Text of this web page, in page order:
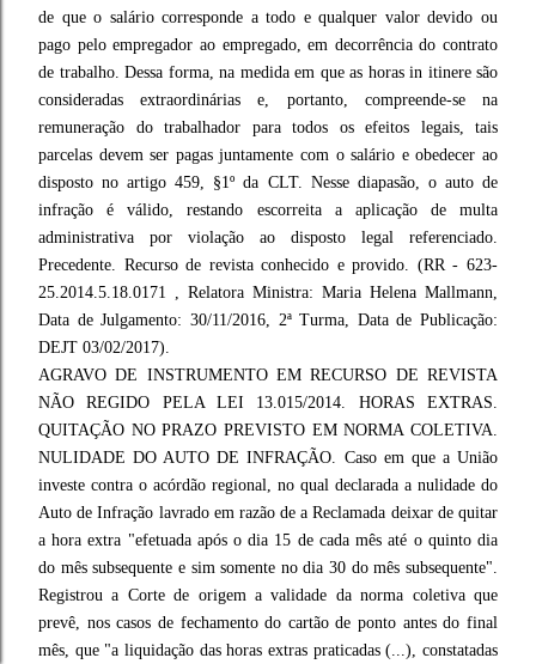
de que o salário corresponde a todo e qualquer valor devido ou
pago pelo empregador ao empregado, em decorrência do contrato
de trabalho. Dessa forma, na medida em que as horas in itinere são
consideradas extraordinárias e, portanto, compreende-se na
remuneração do trabalhador para todos os efeitos legais, tais
parcelas devem ser pagas juntamente com o salário e obedecer ao
disposto no artigo 459, §1º da CLT. Nesse diapasão, o auto de
infração é válido, restando escorreita a aplicação de multa
administrativa por violação ao disposto legal referenciado.
Precedente. Recurso de revista conhecido e provido. (RR - 623-
25.2014.5.18.0171 , Relatora Ministra: Maria Helena Mallmann,
Data de Julgamento: 30/11/2016, 2ª Turma, Data de Publicação:
DEJT 03/02/2017).
AGRAVO DE INSTRUMENTO EM RECURSO DE REVISTA
NÃO REGIDO PELA LEI 13.015/2014. HORAS EXTRAS.
QUITAÇÃO NO PRAZO PREVISTO EM NORMA COLETIVA.
NULIDADE DO AUTO DE INFRAÇÃO. Caso em que a União
investe contra o acórdão regional, no qual declarada a nulidade do
Auto de Infração lavrado em razão de a Reclamada deixar de quitar
a hora extra "efetuada após o dia 15 de cada mês até o quinto dia
do mês subsequente e sim somente no dia 30 do mês subsequente".
Registrou a Corte de origem a validade da norma coletiva que
prevê, nos casos de fechamento do cartão de ponto antes do final
mês, que "a liquidação das horas extras praticadas (...), constatadas